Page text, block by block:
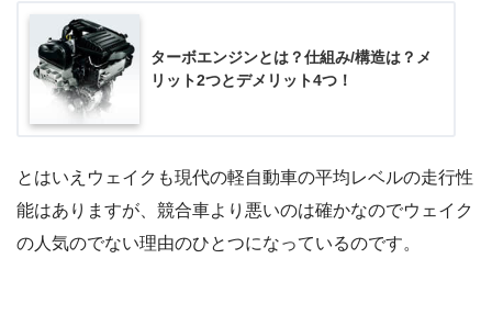
ターボエンジンとは？仕組み/構造は？メ
リット2つとデメリット4つ！
とはいえウェイクも現代の軽自動車の平均レベルの走行性
能はありますが、競合車より悪いのは確かなのでウェイク
の人気のでない理由のひとつになっているのです。